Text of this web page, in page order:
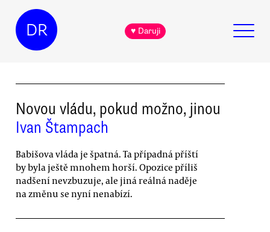
DR ♥ Daruji
Novou vládu, pokud možno, jinou
Ivan Štampach
Babišova vláda je špatná. Ta případná příští
by byla ještě mnohem horší. Opozice příliš
nadšení nevzbuzuje, ale jiná reálná naděje
na změnu se nyní nenabízí.